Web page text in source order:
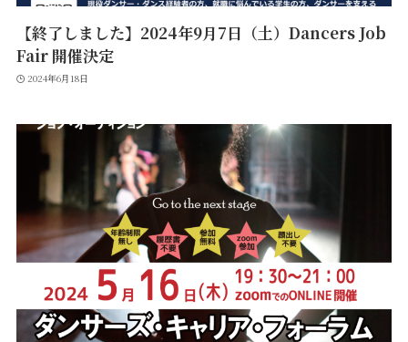
【終了しました】2024年9月7日（土）Dancers Job
Fair 開催決定
2024年6月18日